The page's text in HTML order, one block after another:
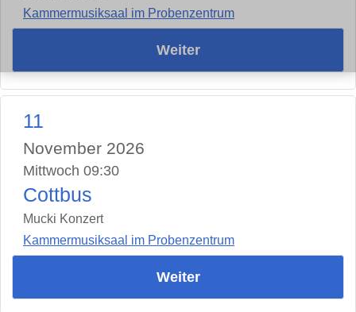
Kammermusiksaal im Probenzentrum
Weiter
11
November 2026
Mittwoch 09:30
Cottbus
Mucki Konzert
Kammermusiksaal im Probenzentrum
Weiter